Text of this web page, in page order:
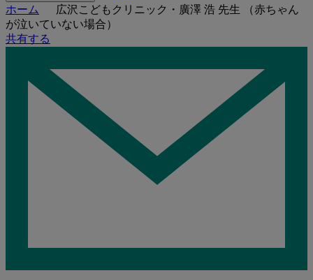
ホーム
広沢こどもクリニック・廣澤 浩 先生 （赤ちゃん
が泣いていない場合）
共有する